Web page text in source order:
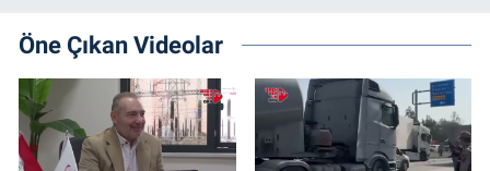
Öne Çıkan Videolar